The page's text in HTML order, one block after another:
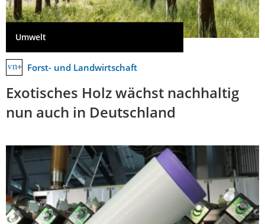
Umwelt
Forst- und Landwirtschaft
Exotisches Holz wächst nachhaltig
nun auch in Deutschland